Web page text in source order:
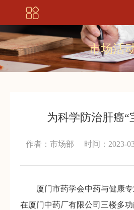
市场活
为科学防治肝癌“
作者：市场部 时间：2023-
厦门市药学会中药与健康
在厦门中药厂有限公司三楼多